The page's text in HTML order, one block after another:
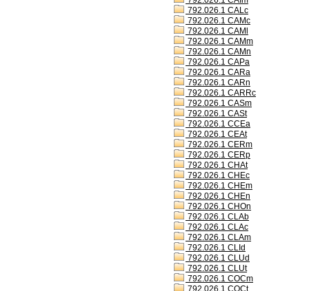
792.026.1 CALc
792.026.1 CAMc
792.026.1 CAMl
792.026.1 CAMm
792.026.1 CAMn
792.026.1 CAPa
792.026.1 CARa
792.026.1 CARn
792.026.1 CARRc
792.026.1 CASm
792.026.1 CASt
792.026.1 CCEa
792.026.1 CEAt
792.026.1 CERm
792.026.1 CERp
792.026.1 CHAt
792.026.1 CHEc
792.026.1 CHEm
792.026.1 CHEn
792.026.1 CHOn
792.026.1 CLAb
792.026.1 CLAc
792.026.1 CLAm
792.026.1 CLId
792.026.1 CLUd
792.026.1 CLUt
792.026.1 COCm
792.026.1 COCt